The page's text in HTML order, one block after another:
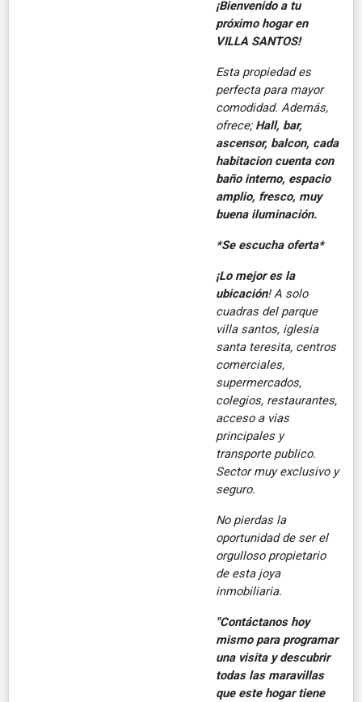
¡Bienvenido a tu
próximo hogar en
VILLA SANTOS!
Esta propiedad es
perfecta para mayor
comodidad. Además,
ofrece; Hall, bar,
ascensor, balcon, cada
habitacion cuenta con
baño interno, espacio
amplio, fresco, muy
buena iluminación.
*Se escucha oferta*
¡Lo mejor es la
ubicación! A solo
cuadras del parque
villa santos, iglesia
santa teresita, centros
comerciales,
supermercados,
colegios, restaurantes,
acceso a vias
principales y
transporte publico.
Sector muy exclusivo y
seguro.
No pierdas la
oportunidad de ser el
orgulloso propietario
de esta joya
inmobiliaria.
"Contáctanos hoy
mismo para programar
una visita y descubrir
todas las maravillas
que este hogar tiene